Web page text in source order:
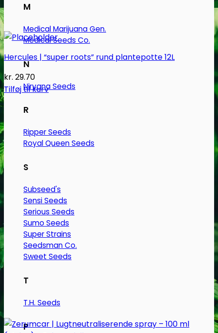
M
Medical Marijuana Gen.
Medical Seeds Co.
N
Nirvana Seeds
R
Ripper Seeds
Royal Queen Seeds
S
Subseed's
Sensi Seeds
Serious Seeds
Sumo Seeds
Super Strains
Seedsman Co.
Sweet Seeds
T
T.H. Seeds
P
Hercules | “super roots” rund plantepotte 12L
kr. 29.70
Tilføj til kurv